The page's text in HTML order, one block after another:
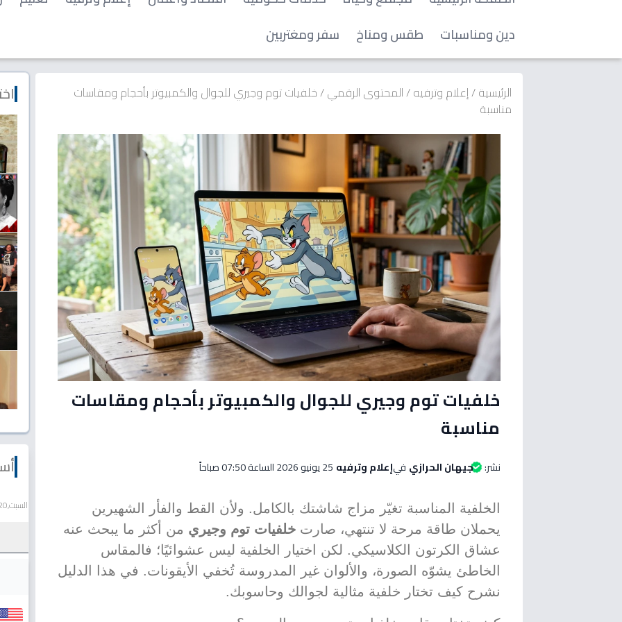
دين ومناسبات
طقس ومناخ سفر ومغتربين
الرئيسية/إعلام وترفيه/المحتوى الرقمي/خلفيات توم وجيري للجوال والكمبيوتر بأحجام ومقاسات
مناسبة
خلفيات توم وجيري للجوال والكمبيوتر بأحجام ومقاسات
مناسبة
نشر: جيهان الحرازي فيإعلام وترفيه 25 يونيو 2026 الساعة 07:50 صباحاً
الخلفية المناسبة تغيّر مزاج شاشتك بالكامل. ولأن القط والفأر الشهيرين
يحملان طاقة مرحة لا تنتهي، صارت خلفيات توم وجيري من أكثر ما يبحث عنه
عشاق الكرتون الكلاسيكي. لكن اختيار الخلفية ليس عشوائيًا؛ فالمقاس
الخاطئ يشوّه الصورة، والألوان غير المدروسة تُخفي الأيقونات. في هذا الدليل
نشرح كيف تختار خلفية مثالية لجوالك وحاسوبك.
السبت,20 يونيو 2026